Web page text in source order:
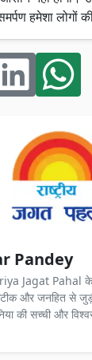
हमेशा लोगों
Pandey
Jagat Pahal के
और जनहित से
की सच्ची और